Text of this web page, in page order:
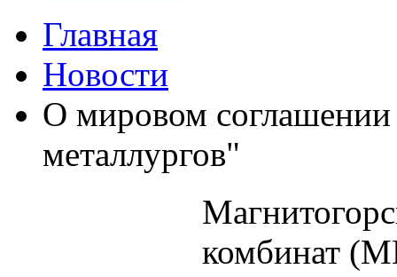
Главная
Новости
О мировом
металлургов"
комбинат